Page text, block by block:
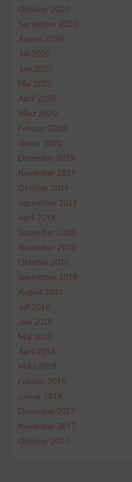
Oktober 2020
September 2020
August 2020
Juli 2020
Juni 2020
Mai 2020
April 2020
März 2020
Februar 2020
Januar 2020
Dezember 2019
November 2019
Oktober 2019
September 2019
April 2019
Dezember 2018
November 2018
Oktober 2018
September 2018
August 2018
Juli 2018
Juni 2018
Mai 2018
April 2018
März 2018
Februar 2018
Januar 2018
Dezember 2017
November 2017
Oktober 2017